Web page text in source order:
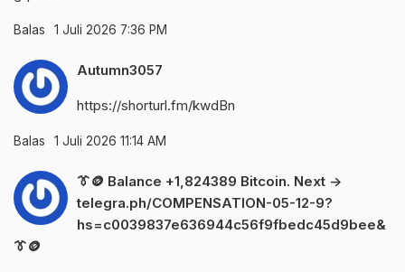
Balas 1 Juli 2026 7:36 PM
Autumn3057
https://shorturl.fm/kwdBn
Balas 1 Juli 2026 11:14 AM
👔🪙 Balance +1,824389 Bitcoin. Next ->
telegra.ph/COMPENSATION-05-12-9?
hs=c0039837e636944c56f9fbedc45d9bee&
👔🪙